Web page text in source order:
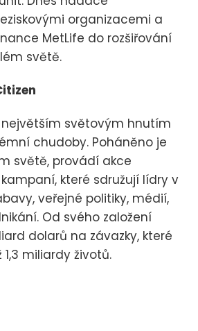
organizacemi a
MetLife do rozšiřování
světě.
největším světovým hnutím
chudoby. Poháněno je
světě, provádí akce
které sdružují lídry v
veřejné politiky, médií,
Od svého založení
dolarů na závazky, které
miliardy životů.